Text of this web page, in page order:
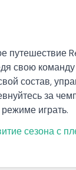
путешествие
свою
состав,
за
играть.
сезона с